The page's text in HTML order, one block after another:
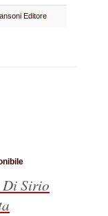
Editore
Sirio